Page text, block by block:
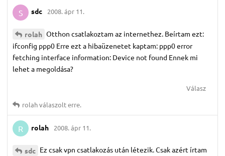
S sdc 2008. ápr 11.
rolah Otthon csatlakoztam az internethez. Beírtam ezt:
ifconfig ppp0 Erre ezt a hibaüzenetet kaptam: ppp0 error
fetching interface information: Device not found Ennek mi
lehet a megoldása?
Válasz
rolahválaszolt erre.
R rolah 2008. ápr 11.
sdc Ez csak vpn csatlakozás után létezik. Csak azért írtam